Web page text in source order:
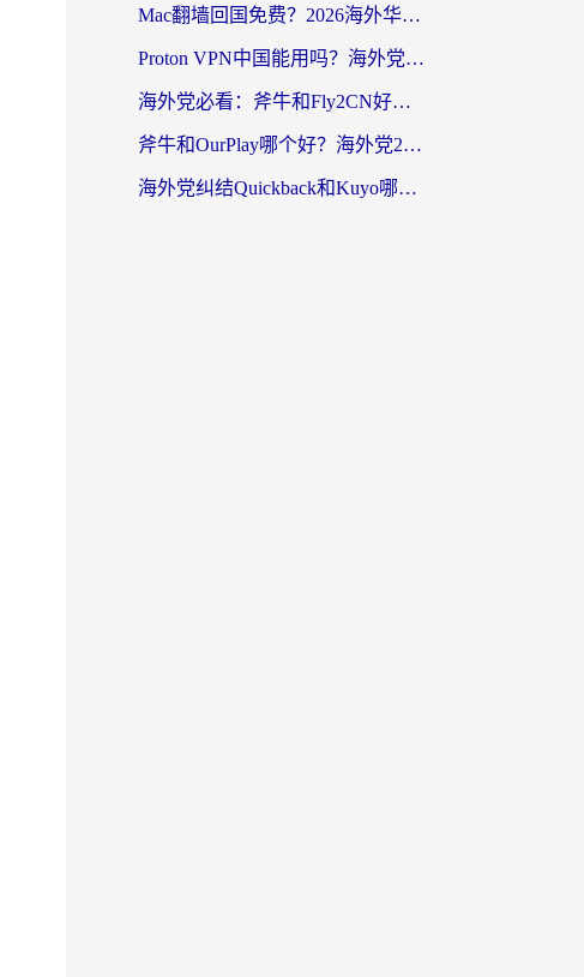
Mac翻墙回国免费？2026海外华人亲测：从CCTV5直播到国内APP，这样选加速器才靠谱
Proton VPN中国能用吗？海外党选回国加速器的避坑指南（附番茄加速器实测）
海外党必看：斧牛和Fly2CN好用吗？3招教你选对回国加速器（附免费试用攻略）
斧牛和OurPlay哪个好？海外党2026亲测：选对加速器，国内资源秒加载
海外党纠结Quickback和Kuyo哪个好？选对回国加速器才能无缝刷国内资源